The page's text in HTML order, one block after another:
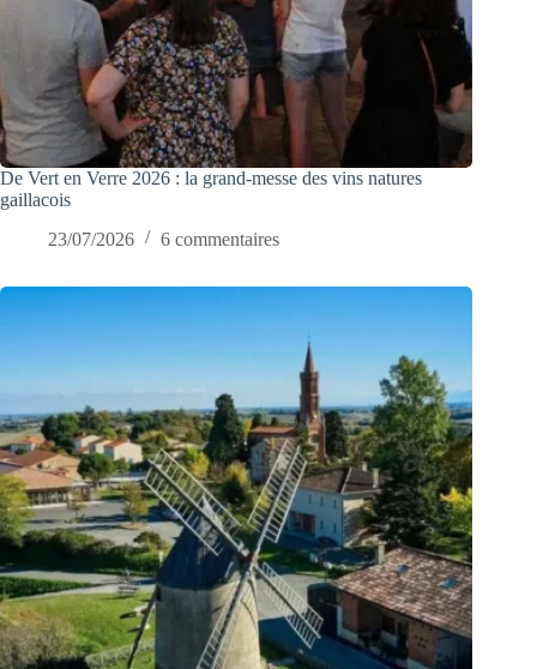
De Vert en Verre 2026 : la grand-messe des vins natures
gaillacois
23/07/2026
6 commentaires